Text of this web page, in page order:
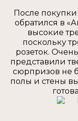
После
обратился в
высокие
поскольку
розеток.
представили
сюрпризов не
полы и стены